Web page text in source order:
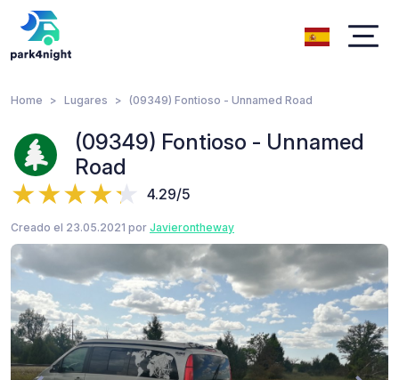
Home Lugares (09349) Fontioso - Unnamed Road
(09349) Fontioso - Unnamed
Road
4.29/5
Creado el 23.05.2021 por Javierontheway